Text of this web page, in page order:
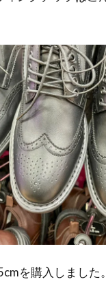
を購入しました。